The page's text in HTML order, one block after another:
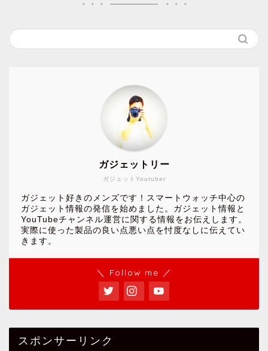
ガジェットYoutuber
ガジェットリー
ガジェット好きのメンズです！スマートウォッチ中心の
ガジェット情報の発信を始めました。ガジェット情報と
YouTubeチャンネル運営に関する情報をお伝えします。
実際に使った製品の良い点悪い点を忖度なしに伝えてい
きます。
＼ Follow me ／
スポンサーリンク